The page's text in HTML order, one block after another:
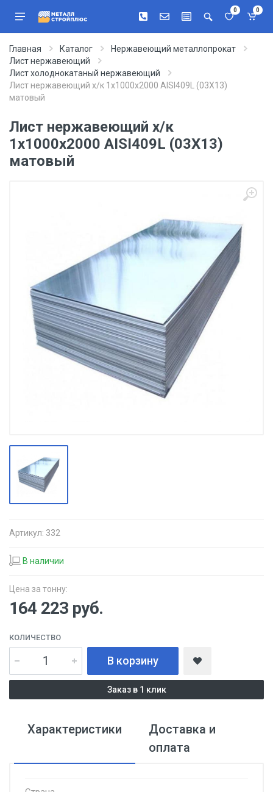
0 0
Главная Каталог
Нержавеющий металлопрокат
Лист нержавеющий
Лист холоднокатаный нержавеющий
Лист нержавеющий х/к 1х1000х2000 AISI409L (03Х13)
матовый
Лист нержавеющий х/к
1х1000х2000 AISI409L (03Х13)
матовый
Артикул: 332
В наличии
Цена за тонну:
164 223 руб.
КОЛИЧЕСТВО
В корзину
Заказ в 1 клик
Характеристики
Доставка и
оплата